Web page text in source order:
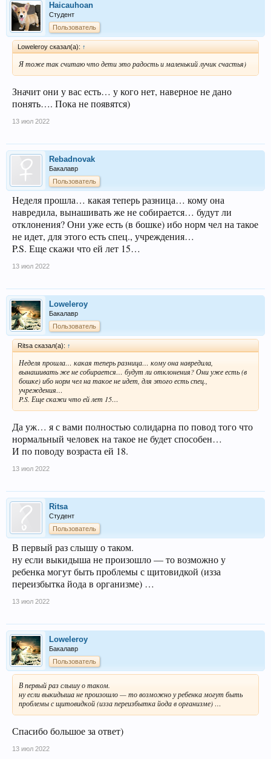
Haicauhoan
Студент
Пользователь
Loweleroy сказал(а): ↑
Я тоже так считаю что дети это радость и маленький лучик счастья)
Значит они у вас есть… у кого нет, наверное не дано
понять…. Пока не появятся)
13 июл 2022
Rebadnovak
Бакалавр
Пользователь
Неделя прошла… какая теперь разница… кому она
навредила, вынашивать же не собирается… будут ли
отклонения? Они уже есть (в бошке) ибо норм чел на такое
не идет, для этого есть спец., учреждения…
P.S. Еще скажи что ей лет 15…
13 июл 2022
Loweleroy
Бакалавр
Пользователь
Ritsa сказал(а): ↑
Неделя прошла… какая теперь разница… кому она навредила,
вынашивать же не собирается… будут ли отклонения? Они уже есть (в
бошке) ибо норм чел на такое не идет, для этого есть спец.,
учреждения…
P.S. Еще скажи что ей лет 15…
Да уж… я с вами полностью солидарна по повод того что
нормальный человек на такое не будет способен…
И по поводу возраста ей 18.
13 июл 2022
Ritsa
Студент
Пользователь
В первый раз слышу о таком.
ну если выкидыша не произошло — то возможно у
ребенка могут быть проблемы с щитовидкой (изза
переизбытка йода в организме) …
13 июл 2022
Loweleroy
Бакалавр
Пользователь
В первый раз слышу о таком.
ну если выкидыша не произошло — то возможно у ребенка могут быть
проблемы с щитовидкой (изза переизбытка йода в организме) …
Спасибо большое за ответ)
13 июл 2022